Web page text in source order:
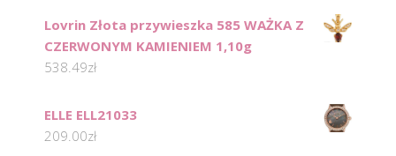
Lovrin Złota przywieszka 585 WAŻKA Z
CZERWONYM KAMIENIEM 1,10g
538.49zł
ELLE ELL21033
209.00zł